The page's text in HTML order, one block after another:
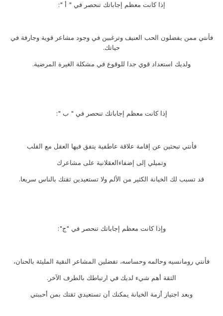
إذا كانت معظم إجاباتك تنحصر في " أ ":
فأنتي ممن يفضلون الحب العنيف وترغبين في وجود مشاعر قوية وجارفة في
حياتك.
ولديك استعداد قوي جدا للوقوع في مشكلة الغيرة المرضية.
إذا كانت معظم إجاباتك تنحصر في " ب ":
فأنتي تبحثين عن إقامة علاقة عاطفية يتفق فيها العقل مع القلب
وتميلي إلى إضفاءالعقلانية على مشاعرك
قد تسبب لك الخيانة الكثير من الألم ولا تستعيدين ثقتك بالناس سريعا.
وإذا كانت معظم إجاباتك تنحصر في "ج":
فأنتي رومانسيه وحالمه وحساسه، تفضلين المشاعر النقية المليئة بالحنان،
الثقة أهم شيء لديك في ارتباطك بالطرف الآخر.
وبعد اجتياز أزمة الخيانة يمكنك أن تستعيدي ثقتك بمن أحببتي